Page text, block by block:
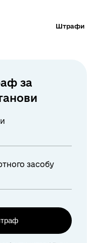
Штрафи
за
засобу